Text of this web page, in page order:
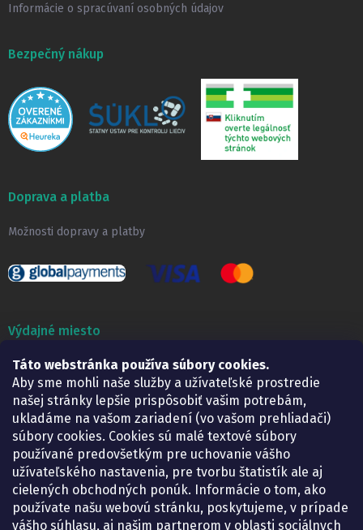
Táto webstránka používa súbory cookies.
Aby sme mohli naše služby a užívateľské prostredie
našej stránky lepšie prispôsobiť vašim potrebám,
ukladáme na vašom zariadení (vo vašom prehliadači)
súbory cookies. Cookies sú malé textové súbory
používané predovšetkým pre uchovanie vášho
užívateľského nastavenia, pre tvorbu štatistík ale aj
cielených obchodných ponúk. Informácie o tom, ako
používate našu webovú stránku, poskytujeme, v prípade
vášho súhlasu, aj našim partnerom v oblasti sociálnych
Informácie o spracúvaní osobných údajov
Bezpečný nákup
Doprava a platba
Možnosti dopravy a platby
Výdajné miesto
Lekáreň ADONAI
Košice – Smetanova 2
Pondelok:
07.30 – 15.30 h.
Utorok:
07.30 – 16.00 h.
Streda:
07.30 – 16.00 h.
Štvrtok:
07.30 – 15.30 h.
Piatok:
07.30 – 15.30 h.
KONTAKT